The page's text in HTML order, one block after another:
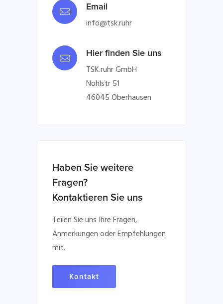
Email
info@tsk.ruhr
Hier finden Sie uns
TSK.ruhr GmbH
Nohlstr 51
46045 Oberhausen
Haben Sie weitere
Fragen?
Kontaktieren Sie uns
Teilen Sie uns Ihre Fragen,
Anmerkungen oder Empfehlungen
mit.
Kontakt